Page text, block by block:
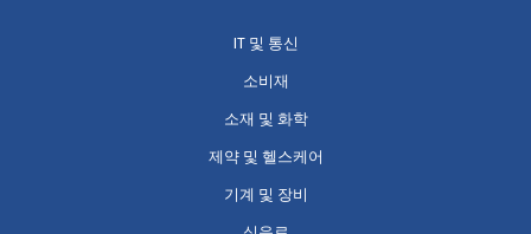
IT 및 통신
소비재
소재 및 화학
제약 및 헬스케어
기계 및 장비